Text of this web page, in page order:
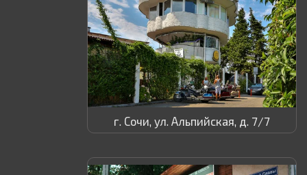
г. Сочи, ул. Альпийская, д. 7/7